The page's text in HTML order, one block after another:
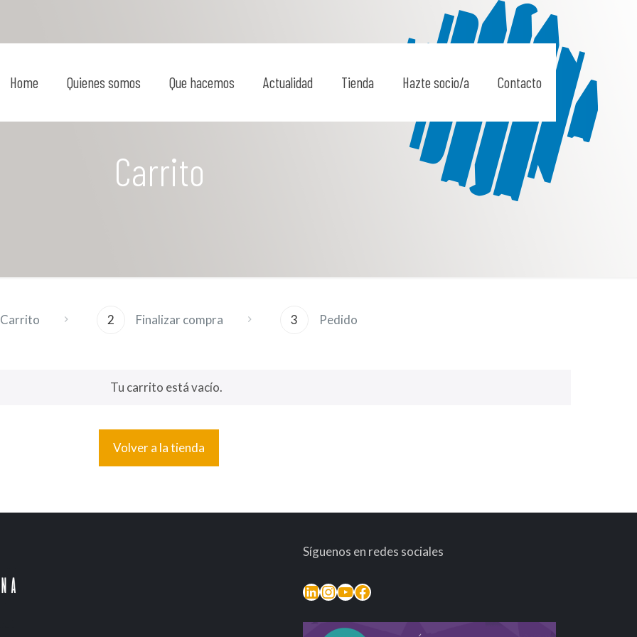
Home Quienes somos Que hacemos Actualidad Tienda Hazte socio/a Contacto
Carrito
Carrito 2 Finalizar compra 3 Pedido
Tu carrito está vacío.
Volver a la tienda
Síguenos en redes sociales
LinkedIn
Instagram
YouTube
Facebook